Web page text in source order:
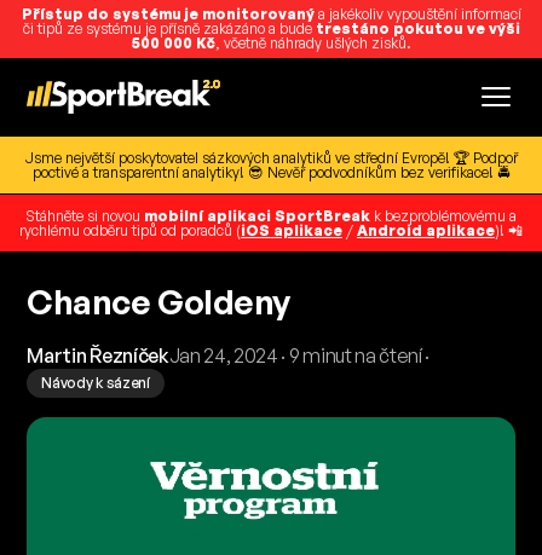
Přístup do systému je monitorovanýa jakékoliv vypouštění informací
či tipů ze systému je přísně zakázáno a bude trestáno pokutou ve výši
500 000 Kč, včetně náhrady ušlých zisků.
Jsme největší poskytovatel sázkových analytiků ve střední Evropě! 🏆 Podpoř
poctivé a transparentní analytiky! 😎 Nevěř podvodníkům bez verifikace! 🚔
Stáhněte si novou mobilní aplikaci SportBreak k bezproblémovému a
rychlému odběru tipů od poradců (iOS aplikace / Android aplikace)! 📲
Chance Goldeny
Martin ŘezníčekJan 24, 2024 · 9 minut na čtení ·
Návody k sázení